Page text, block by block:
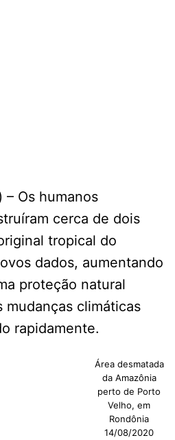
– Os humanos
cerca de dois
tropical do
dados, aumentando
proteção natural
mudanças climáticas
rapidamente.
Área desmatada
da Amazônia
perto de Porto
Velho, em
Rondônia
14/08/2020